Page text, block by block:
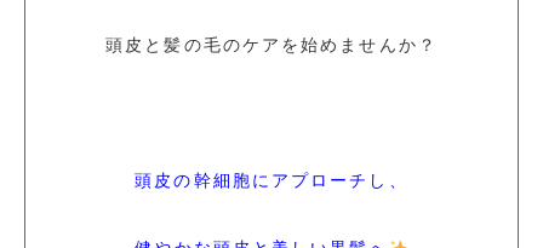
頭皮と髪の毛のケアを始めませんか？
頭皮の幹細胞にアプローチし、